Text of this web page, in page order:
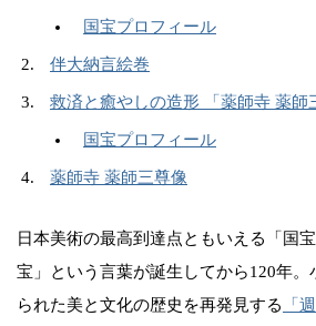
国宝プロフィール
伴大納言絵巻
救済と癒やしの造形 「薬師寺 薬師
国宝プロフィール
薬師寺 薬師三尊像
日本美術の最高到達点ともいえる「国
宝」という言葉が誕生してから120年。
られた美と文化の歴史を再発見する
「